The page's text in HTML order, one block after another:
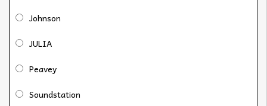
Johnson
JULIA
Peavey
Soundstation